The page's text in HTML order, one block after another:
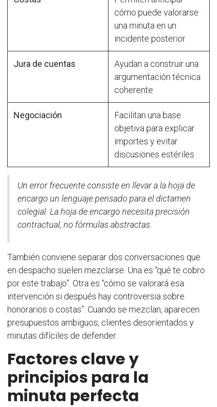
cómo puede valorarse
una minuta en un
incidente posterior
Jura de cuentas
Ayudan a construir una
argumentación técnica
coherente
Negociación
Facilitan una base
objetiva para explicar
importes y evitar
discusiones estériles
Un error frecuente consiste en llevar a la hoja de
encargo un lenguaje pensado para el dictamen
colegial. La hoja de encargo necesita precisión
contractual, no fórmulas abstractas.
También conviene separar dos conversaciones que
en despacho suelen mezclarse. Una es “qué te cobro
por este trabajo”. Otra es “cómo se valorará esa
intervención si después hay controversia sobre
honorarios o costas”. Cuando se mezclan, aparecen
presupuestos ambiguos, clientes desorientados y
minutas difíciles de defender.
Factores clave y
principios para la
minuta perfecta